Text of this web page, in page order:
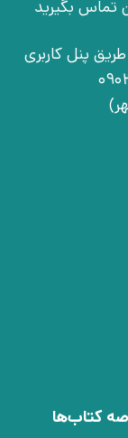
طریق پنل کاربری
کتاب‌ها